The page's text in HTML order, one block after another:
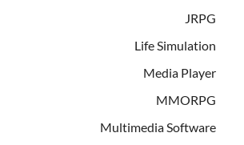
JRPG
Life Simulation
Media Player
MMORPG
Multimedia Software